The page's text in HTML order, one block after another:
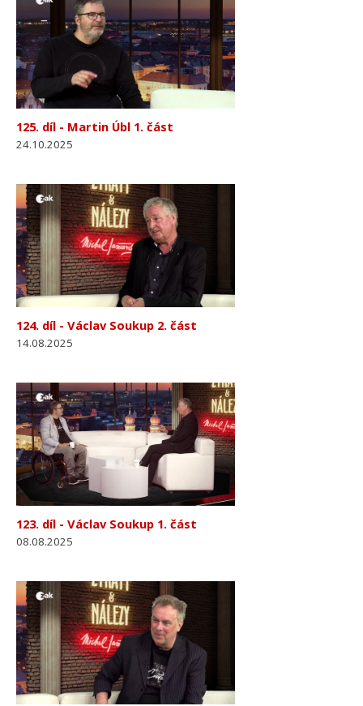
125. díl - Martin Úbl 1. část
24.10.2025
124. díl - Václav Soukup 2. část
14.08.2025
123. díl - Václav Soukup 1. část
08.08.2025